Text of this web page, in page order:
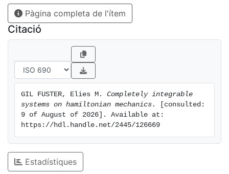
Pàgina completa de l'ítem
Citació
GIL FUSTER, Elies M. Completely integrable
systems on hamiltonian mechanics.
[consulted:
9 of August of 2026]. Available at:
https://hdl.handle.net/2445/126669
Estadístiques